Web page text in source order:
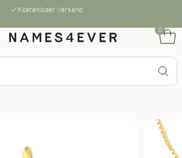
Kostenloser Versand
0